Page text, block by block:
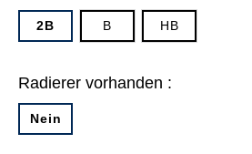
2B B HB
Radierer vorhanden :
Nein